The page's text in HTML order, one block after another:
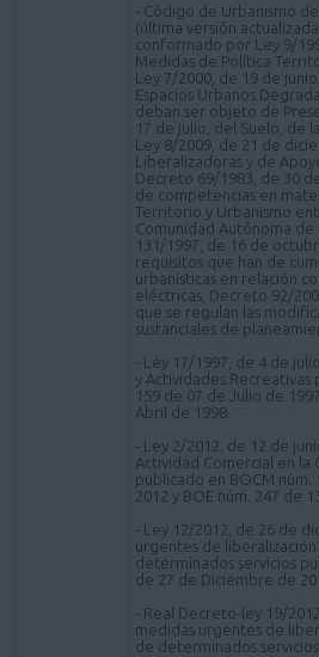
- Código de Urbanismo
(última versión
conformado por Ley 9/
Medidas de Política
Ley 7/2000, de 19 de
Espacios Urbanos
deban ser objeto de
17 de julio, del Suelo, de
Ley 8/2009, de 21 de
Liberalizadoras y de
Decreto 69/1983, de 30
de competencias en
Territorio y Urbanismo
Comunidad Autónoma
131/1997, de 16 de
requisitos que han de
urbanísticas en relación
eléctricas, Decreto 92/
que se regulan las
sustanciales de
- Ley 17/1997, de 4 de
y Actividades Recreativas
159 de 07 de Julio de
Abril de 1998.
- Ley 2/2012, de 12 de
Actividad Comercial en la
publicado en BOCM núm.
2012 y BOE núm. 247 de
- Ley 12/2012, de 26 de
urgentes de
determinados servicios
de 27 de Diciembre de
- Real Decreto-ley 19/
medidas urgentes de
de determinados